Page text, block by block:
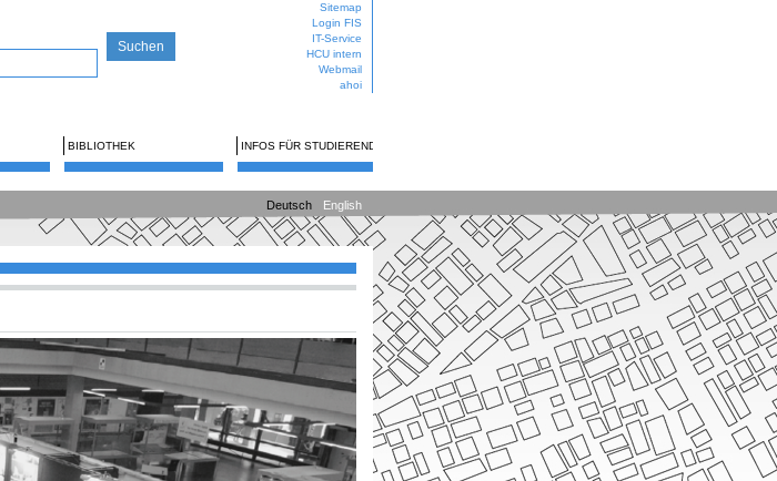
Sitemap
Login FIS
IT-Service
HCU intern
Webmail
ahoi
BIBLIOTHEK INFOS FÜR STUDIERENDE
Deutsch English